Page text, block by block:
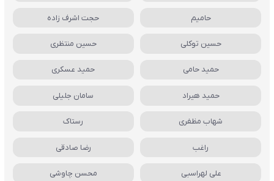
حامیم حجت اشرف زاده
حسین توکلی حسین منتظری
حمید حامی حمید عسکری
حمید هیراد سامان جلیلی
شهاب مظفری رستاک
راغب رضا صادقی
علی لهراسبی محسن چاوشی